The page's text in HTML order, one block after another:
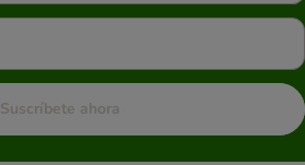
Suscríbete ahora